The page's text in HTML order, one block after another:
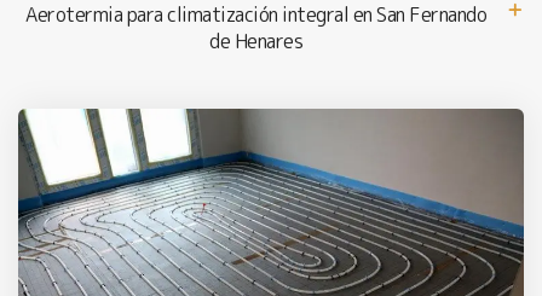
Aerotermia para climatización integral en San Fernando
de Henares